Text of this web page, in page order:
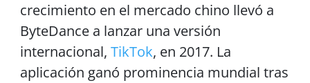
crecimiento en el mercado chino llevó a
ByteDance a lanzar una versión
internacional,TikTok, en 2017. La
aplicación ganó prominencia mundial tras